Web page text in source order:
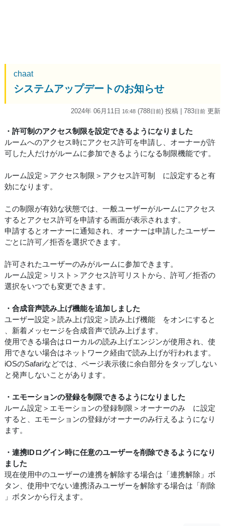
chaat
システムアップデートのお知らせ
2024年 06月11日 16:48 (788日前) 投稿 | 783日前 更新
・許可制のアクセス制限を設定できるようになりました
ルームへのアクセス時にアクセス許可を申請し、オーナーが許
可した人だけがルームに参加できるようになる制限機能です。
ルーム設定＞アクセス制限＞アクセス許可制 に設定すると有
効になります。
この制限が有効な状態では、一般ユーザーがルームにアクセス
するとアクセス許可を申請する画面が表示されます。
申請するとオーナーに通知され、オーナーは申請したユーザー
ごとに許可／拒否を選択できます。
許可されたユーザーのみがルームに参加できます。
ルーム設定＞リスト＞アクセス許可リストから、許可／拒否の
選択をいつでも変更できます。
・合成音声読み上げ機能を追加しました
ユーザー設定＞読み上げ設定＞読み上げ機能 をオンにすると
、新着メッセージを合成音声で読み上げます。
使用できる場合はローカルの読み上げエンジンが使用され、使
用できない場合はネットワーク経由で読み上げが行われます。
iOSのSafariなどでは、ページ表示後に余白部分をタップしない
と発声しないことがあります。
・エモーションの登録を制限できるようになりました
ルーム設定＞エモーションの登録制限＞オーナーのみ に設定
すると、エモーションの登録がオーナーのみ行えるようになり
ます。
・連携IDログイン時に任意のユーザーを削除できるようになり
ました
現在使用中のユーザーの連携を解除する場合は「連携解除」ボ
タン、使用中でない連携済みユーザーを解除する場合は「削除
」ボタンから行えます。